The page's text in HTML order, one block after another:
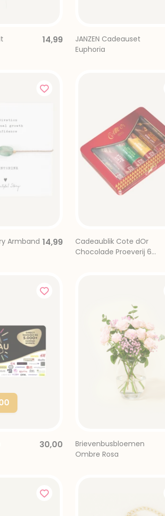
14,99
JANZEN Cadeauset
Euphoria
Armband 14,99
Cadeaublik Cote dOr
Chocolade Proeverij 6
30,00
Brievenbusbloemen
Ombre Rosa